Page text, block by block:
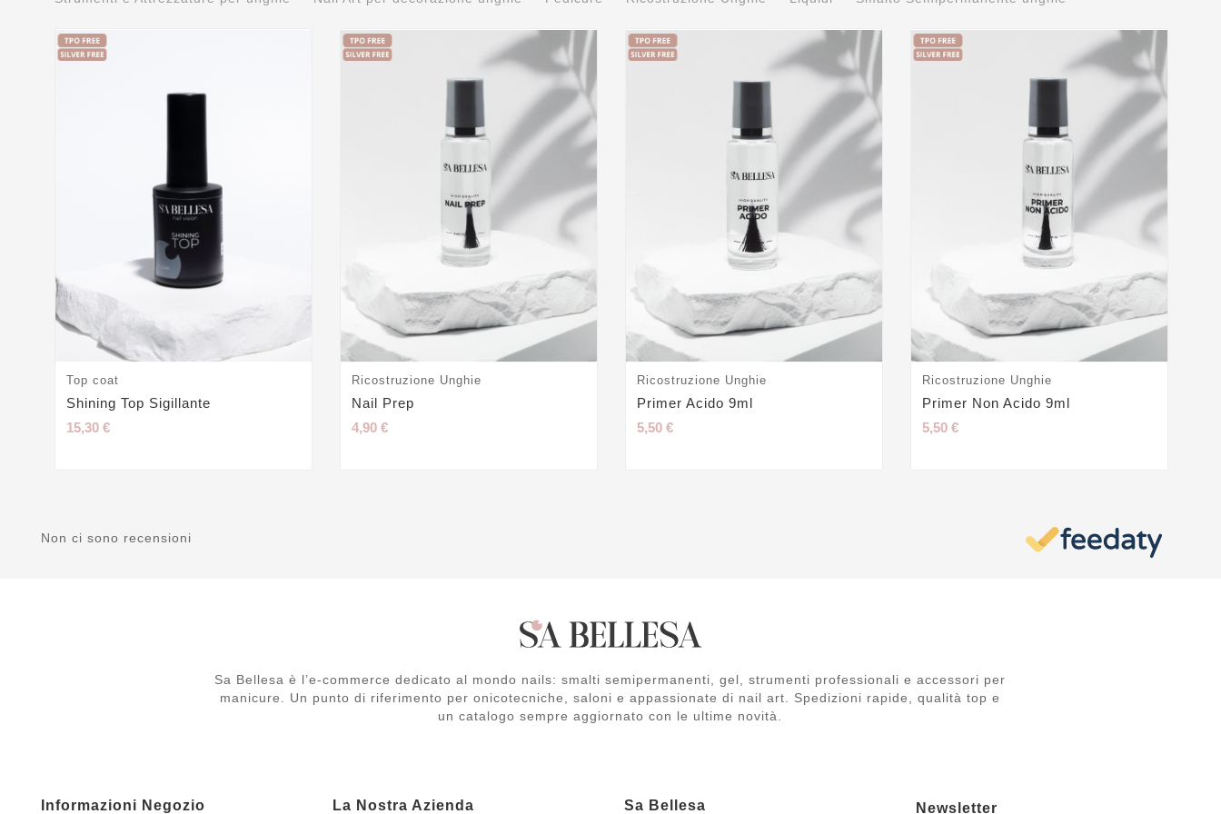
Top coat
Shining Top Sigillante
15,30 €
Ricostruzione Unghie
Nail Prep
4,90 €
Ricostruzione Unghie
Primer Acido 9ml
5,50 €
Ricostruzione Unghie
Primer Non Acido 9ml
5,50 €
Non ci sono recensioni
Sa Bellesa è l’e-commerce dedicato al mondo nails: smalti semipermanenti, gel, strumenti professionali e accessori per
manicure. Un punto di riferimento per onicotecniche, saloni e appassionate di nail art. Spedizioni rapide, qualità top e
un catalogo sempre aggiornato con le ultime novità.
Informazioni Negozio La Nostra Azienda Sa Bellesa Newsletter